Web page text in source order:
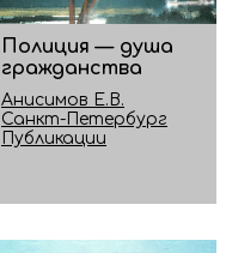
Полиция — душа
гражданства
Анисимов Е.В.
Санкт-Петербург
Публикации